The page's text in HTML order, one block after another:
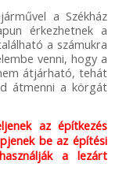
a Székház
érkezhetnek a
a számukra
venni, hogy a
átjárható, tehát
átmenni a körgát
az építkezés
be az építési
a lezárt